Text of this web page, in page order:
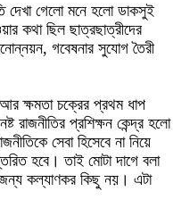
দেখা গেলো মনে হলো ডাকসুই
কথা ছিল ছাত্রছাত্রীদের
গবেষনার সুযোগ তৈরী
আর ক্ষমতা চক্রের প্রথম ধাপ
রাজনীতির প্রশিক্ষন কেন্দ্র হলো
সেবা হিসেবে না নিয়ে
হবে। তাই মোটা দাগে বলা
জন্য কল্যাণকর কিছু নয়। এটা